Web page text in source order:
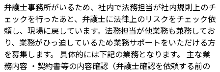
弁護士事務所がいるため、社内で法務担当が社内規則上のチ
ェックを行ったあと、弁護士に法律上のリスクをチェック依
頼し、現場に戻しています。法務担当が他業務も兼務してお
り、業務がひっ迫しているため業務サポートをいただける方
を募集します。 具体的には下記の業務となります。 主な業
務内容 ・契約書等の内容確認（弁護士確認を依頼する前の